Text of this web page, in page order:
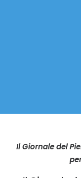
Il Giornale del